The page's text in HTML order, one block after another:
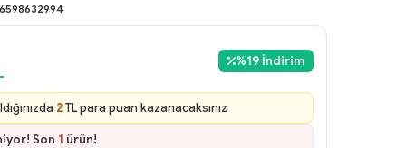
%19 İndirim
2TL para puan kazanacaksınız
Son 1 ürün!